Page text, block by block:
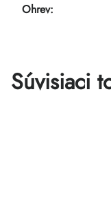
Ohrev:
Súvisiaci